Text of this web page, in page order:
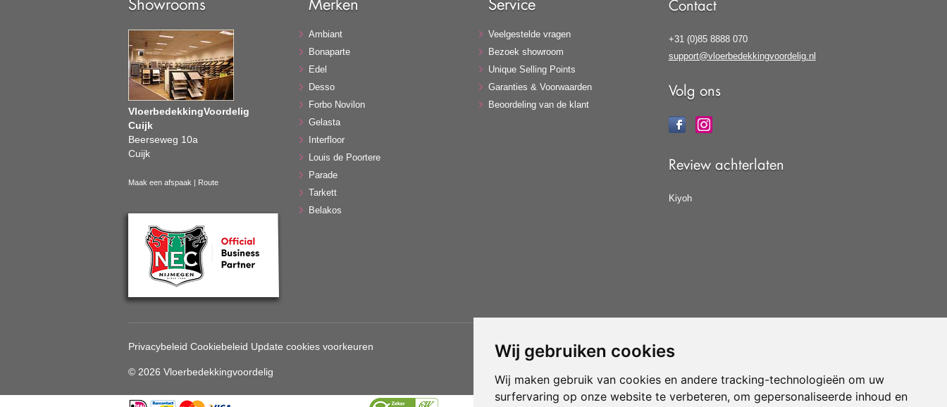
Wij gebruiken cookies
Wij maken gebruik van cookies en andere tracking-technologieën om uw
surfervaring op onze website te verbeteren, om gepersonaliseerde inhoud en
VloerbedekkingVoordelig
Cuijk
Beerseweg 10a
Cuijk
Maak een afspaak | Route
Ambiant
Bonaparte
Edel
Desso
Forbo Novilon
Gelasta
Interfloor
Louis de Poortere
Parade
Tarkett
Belakos
Veelgestelde vragen
Bezoek showroom
Unique Selling Points
Garanties & Voorwaarden
Beoordeling van de klant
Contact
+31 (0)85 8888 070
support@vloerbedekkingvoordelig.nl
Volg ons
Review achterlaten
Kiyoh
Privacybeleid Cookiebeleid Update cookies voorkeuren
© 2026 Vloerbedekkingvoordelig
Gebruik van deze site betekent dat u dealgemene voorwaarden